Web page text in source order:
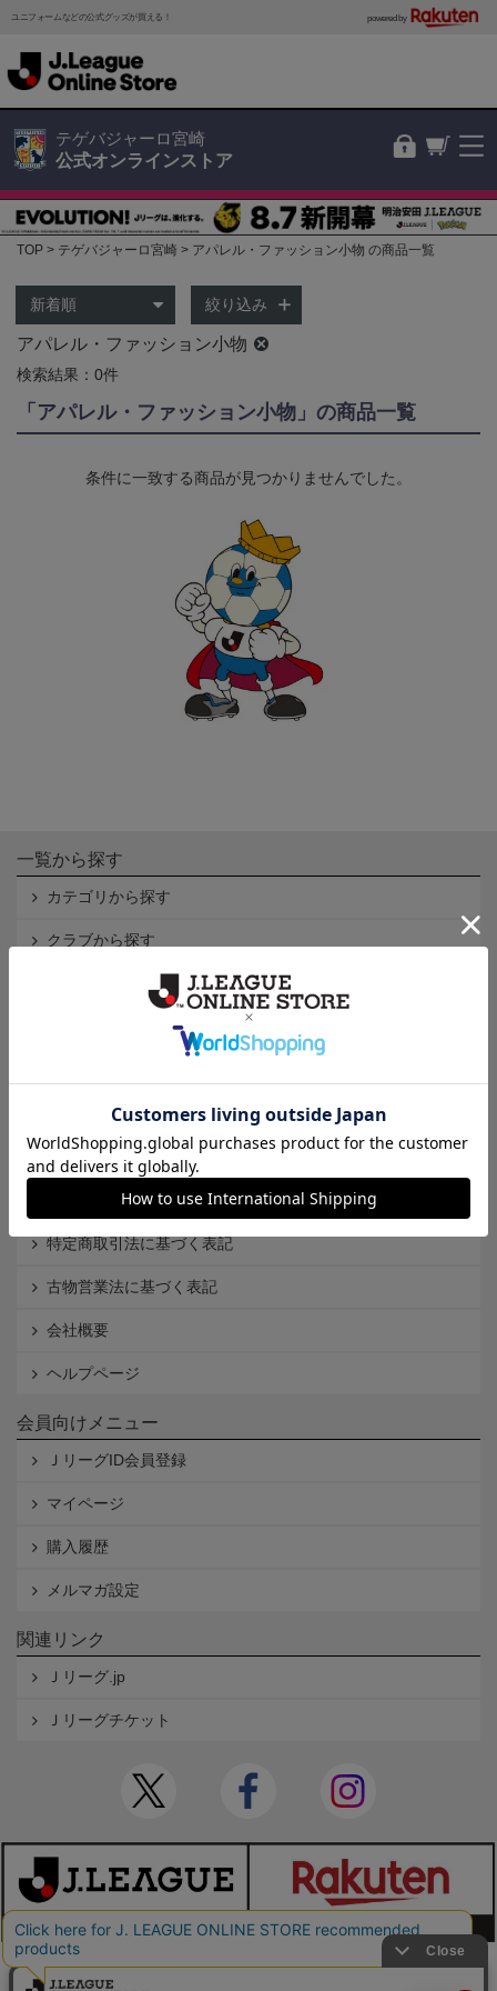
ユニフォームなどの公式グッズが買える！ powered by
テゲバジャーロ宮崎
公式オンラインストア
TOP テゲバジャーロ宮崎 アパレル・ファッション小物 の商品一覧
絞り込み
アパレル・ファッション小物
検索結果：0件
「アパレル・ファッション小物」の商品一覧
条件に一致する商品が見つかりませんでした。
一覧から探す
カテゴリから探す
クラブから探す
Ｊ2
インフォメーション
個人情報保護方針
Cookieポリシー
特定商取引法に基づく表記
古物営業法に基づく表記
会社概要
ヘルプページ
会員向けメニュー
ＪリーグID会員登録
マイページ
購入履歴
メルマガ設定
関連リンク
Ｊリーグ.jp
Ｊリーグチケット